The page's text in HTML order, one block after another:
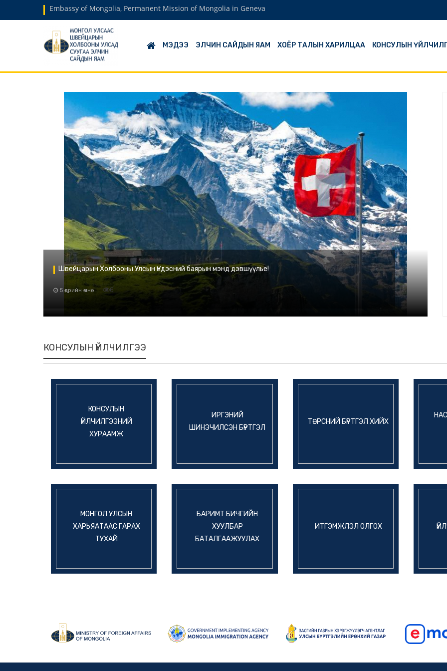
Embassy of Mongolia, Permanent Mission of Mongolia in Geneva
МЭДЭЭ ЭЛЧИН САЙДЫН ЯАМ ХОЁР ТАЛЫН ХАРИЛЦАА КОНСУЛЫН
Швейцарын Холбооны Улсын Үндэсний баярын мэнд дэвшүүлье!
5 өдрийн өмнө 6
КОНСУЛЫН ҮЙЛЧИЛГЭЭ
КОНСУЛЫН
ҮЙЛЧИЛГЭЭНИЙ
ХУРААМЖ
ИРГЭНИЙ
ШИНЭЧИЛСЭН БҮРТГЭЛ
ТӨРСНИЙ БҮРТГЭЛ ХИЙХ
МОНГОЛ УЛСЫН
ХАРЬЯАТААС ГАРАХ
ТУХАЙ
БАРИМТ БИЧГИЙН
ХУУЛБАР
БАТАЛГААЖУУЛАХ
ИТГЭМЖЛЭЛ ОЛГОХ